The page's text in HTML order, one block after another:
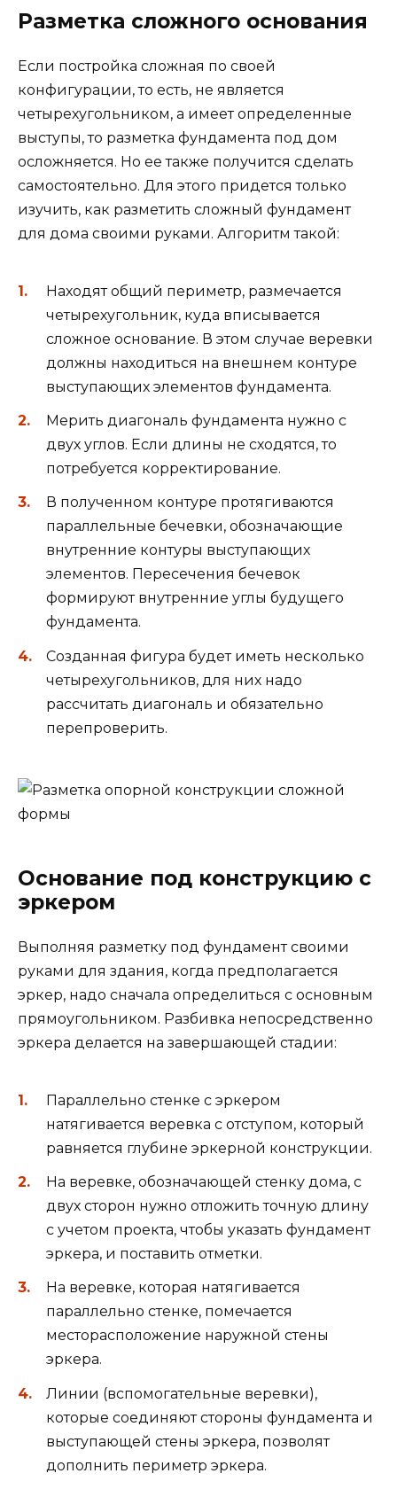
Разметка сложного основания
Если постройка сложная по своей
конфигурации, то есть, не является
четырехугольником, а имеет определенные
выступы, то разметка фундамента под дом
осложняется. Но ее также получится сделать
самостоятельно. Для этого придется только
изучить, как разметить сложный фундамент
для дома своими руками. Алгоритм такой:
Находят общий периметр, размечается
четырехугольник, куда вписывается
сложное основание. В этом случае веревки
должны находиться на внешнем контуре
выступающих элементов фундамента.
Мерить диагональ фундамента нужно с
двух углов. Если длины не сходятся, то
потребуется корректирование.
В полученном контуре протягиваются
параллельные бечевки, обозначающие
внутренние контуры выступающих
элементов. Пересечения бечевок
формируют внутренние углы будущего
фундамента.
Созданная фигура будет иметь несколько
четырехугольников, для них надо
рассчитать диагональ и обязательно
перепроверить.
Основание под конструкцию с
эркером
Выполняя разметку под фундамент своими
руками для здания, когда предполагается
эркер, надо сначала определиться с основным
прямоугольником. Разбивка непосредственно
эркера делается на завершающей стадии:
Параллельно стенке с эркером
натягивается веревка с отступом, который
равняется глубине эркерной конструкции.
На веревке, обозначающей стенку дома, с
двух сторон нужно отложить точную длину
с учетом проекта, чтобы указать фундамент
эркера, и поставить отметки.
На веревке, которая натягивается
параллельно стенке, помечается
месторасположение наружной стены
эркера.
Линии (вспомогательные веревки),
которые соединяют стороны фундамента и
выступающей стены эркера, позволят
дополнить периметр эркера.